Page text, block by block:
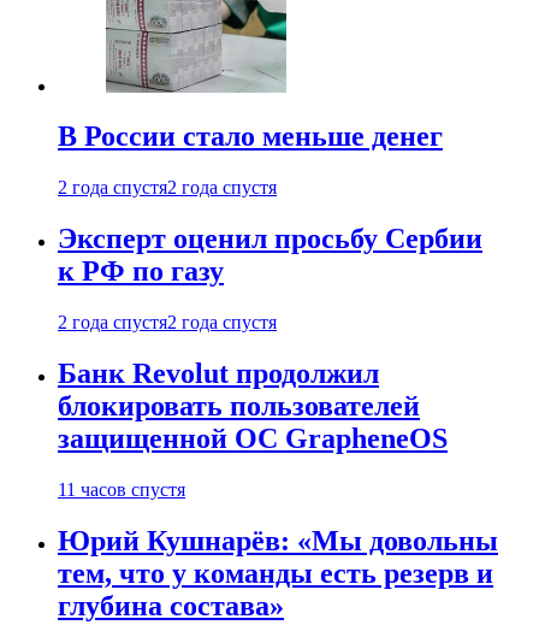
В России стало меньше денег
2 года спустя2 года спустя
Эксперт оценил просьбу Сербии
к РФ по газу
2 года спустя2 года спустя
Банк Revolut продолжил
блокировать пользователей
защищенной ОС GrapheneOS
11 часов спустя
Юрий Кушнарёв: «Мы довольны
тем, что у команды есть резерв и
глубина состава»